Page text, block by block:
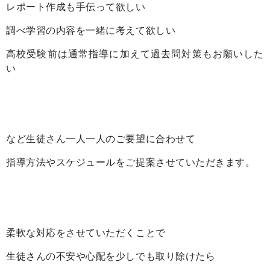
レポート作成も手伝って欲しい
調べ学習の内容を一緒に考えて欲しい
高校受験前は通常指導に加えて過去問対策もお願いした
い
など生徒さん一人一人のご要望に合わせて
指導方法やスケジュールをご提案させていただきます。
柔軟な対応をさせていただくことで
生徒さんの不安や心配を少しでも取り除けたら